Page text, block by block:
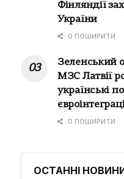
Фінляндії
України
0 ПОШИРИТИ
Зеленський
МЗС Латвії
українські
0 ПОШИРИТИ
ОСТАННІ